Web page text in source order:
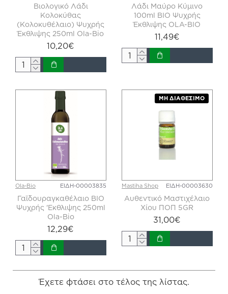
Βιολογικό Λάδι
Κολοκύθας
(Κολοκυθέλαιο) Ψυχρής
Έκθλιψης 250ml Ola-Bio
10,20€
Λάδι Μαύρο Κύμινο
100ml BIO Ψυχρής
Έκθλιψης OLA-BIO
11,49€
Ola-Bio ΕΙΔΗ-00003835
Γαϊδουραγκαθέλαιο ΒΙΟ
Ψυχρής 'Εκθλιψης 250ml
Ola-Bio
12,29€
ΜΗ ΔΙΑΘΈΣΙΜΟ
Mastiha Shop ΕΙΔΗ-00003630
Αυθεντικό Μαστιχέλαιο
Χίου ΠΟΠ 5GR
31,00€
Έχετε φτάσει στο τέλος της λίστας.